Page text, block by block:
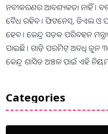
ନବୀକରଣର ଆବଶ୍ୟକତା ନାହିଁ ।
ବୈଧ ରହିବ । ଫିଟନେସ୍, ଡିଏଲ ଓ
ହେବ । କେନ୍ଦ୍ର ସଡ଼କ ପରିବହନ
ପାଇଛି । ଗାଡ଼ି ପରମିଟ୍ ଅବଧି ଜୁନ
କେନ୍ଦ୍ର ଶାସିତ ଅଞ୍ଚଳ ପାଇଁ ଏହି
Categories